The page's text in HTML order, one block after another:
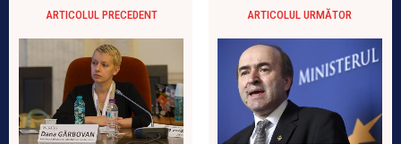
ARTICOLUL PRECEDENT ARTICOLUL URMĂTOR